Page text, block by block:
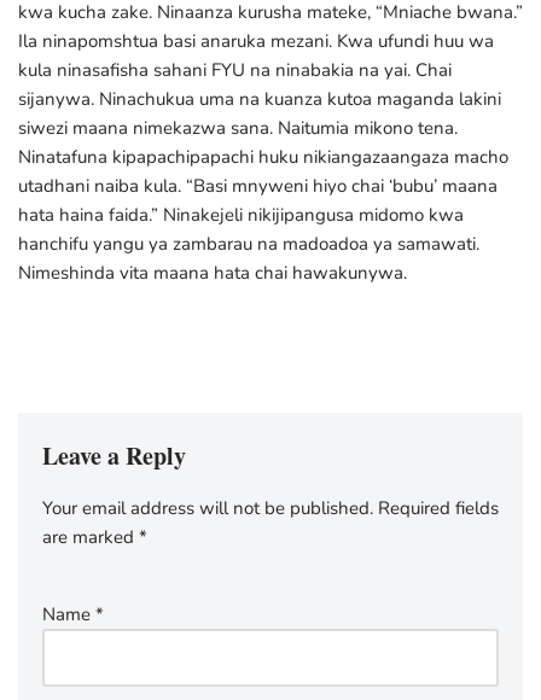
kwa kucha zake. Ninaanza kurusha mateke, “Mniache bwana.”
Ila ninapomshtua basi anaruka mezani. Kwa ufundi huu wa
kula ninasafisha sahani FYU na ninabakia na yai. Chai
sijanywa. Ninachukua uma na kuanza kutoa maganda lakini
siwezi maana nimekazwa sana. Naitumia mikono tena.
Ninatafuna kipapachipapachi huku nikiangazaangaza macho
utadhani naiba kula. “Basi mnyweni hiyo chai ‘bubu’ maana
hata haina faida.” Ninakejeli nikijipangusa midomo kwa
hanchifu yangu ya zambarau na madoadoa ya samawati.
Nimeshinda vita maana hata chai hawakunywa.
Leave a Reply
Your email address will not be published. Required fields
are marked *
Name *